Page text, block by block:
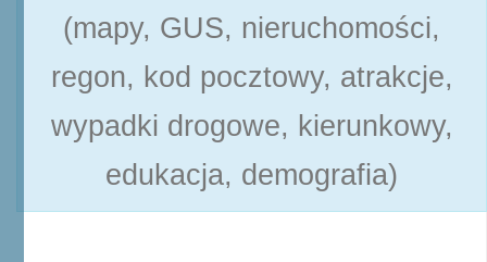
(mapy, GUS, nieruchomości,
regon, kod pocztowy, atrakcje,
wypadki drogowe, kierunkowy,
edukacja, demografia)